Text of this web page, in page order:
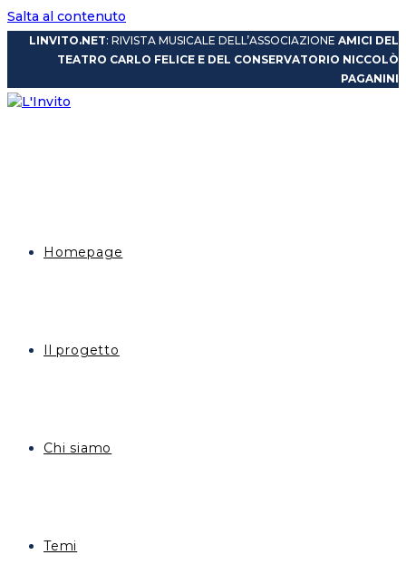
Salta al contenuto
LINVITO.NET: RIVISTA MUSICALE DELL’ASSOCIAZIONE AMICI DEL
TEATRO CARLO FELICE E DEL CONSERVATORIO NICCOLÒ
PAGANINI
Homepage
Il progetto
Chi siamo
Temi